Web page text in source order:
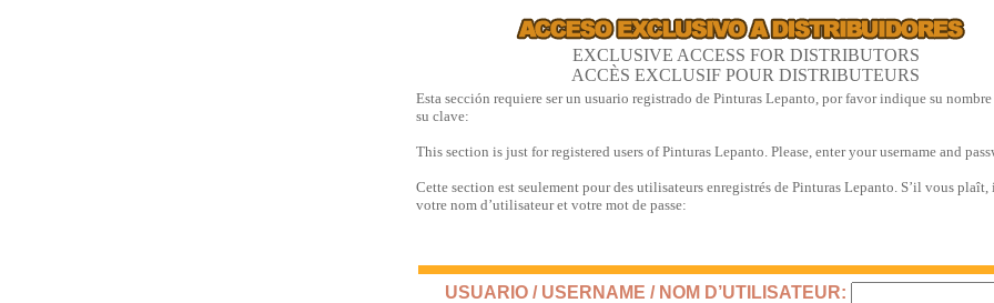
EXCLUSIVE ACCESS FOR DISTRIBUTORS
ACCÈS EXCLUSIF POUR DISTRIBUTEURS
Esta sección requiere ser un usuario registrado de Pinturas Lepanto, por favor indique su
su clave:
This section is just for registered users of Pinturas Lepanto. Please, enter your username and
Cette section est seulement pour des utilisateurs enregistrés de Pinturas Lepanto. S’il vous
votre nom d’utilisateur et votre mot de passe:
USUARIO / USERNAME / NOM D’UTILISATEUR: